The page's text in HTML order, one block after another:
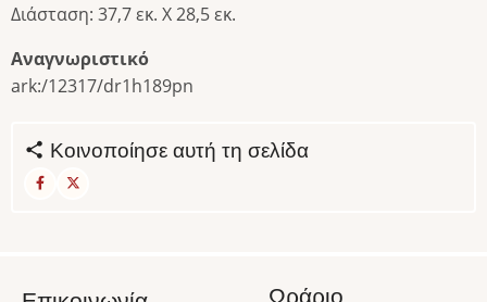
Διάσταση: 37,7 εκ. Χ 28,5 εκ.
Αναγνωριστικό
ark:/12317/dr1h189pn
Κοινοποίησε αυτή τη σελίδα
Ωράριο